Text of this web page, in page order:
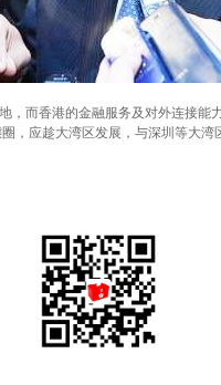
，而香港的金融服务及对外连接能
，应趁大湾区发展，与深圳等大